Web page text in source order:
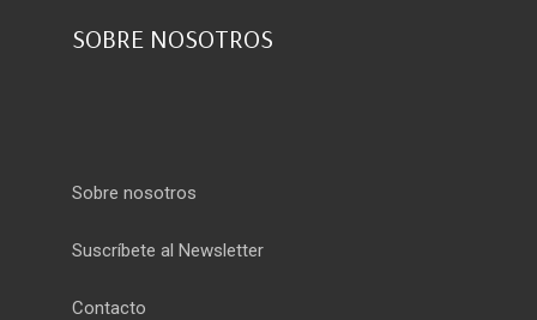
SOBRE NOSOTROS
Sobre nosotros
Suscríbete al Newsletter
Contacto